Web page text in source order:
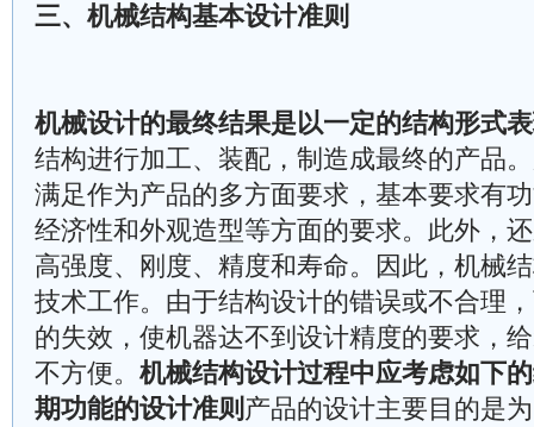
三、机械结构基本设计准则
机械设计的最终结果是以一定的结构形式
结构进行加工、装配，制造成最终的产品
满足作为产品的多方面要求，基本要求有
经济性和外观造型等方面的要求。此外，
高强度、刚度、精度和寿命。因此，机械
技术工作。由于结构设计的错误或不合理
的失效，使机器达不到设计精度的要求，
不方便。 机械结构设计过程中应考虑如下
期功能的设计准则 产品的设计主要目的是